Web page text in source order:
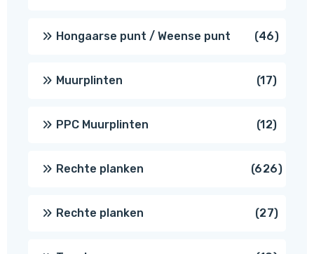
Hongaarse punt / Weense punt 4646
Muurplinten 1717
PPC Muurplinten 1212
Rechte planken 626626
Rechte planken 2727